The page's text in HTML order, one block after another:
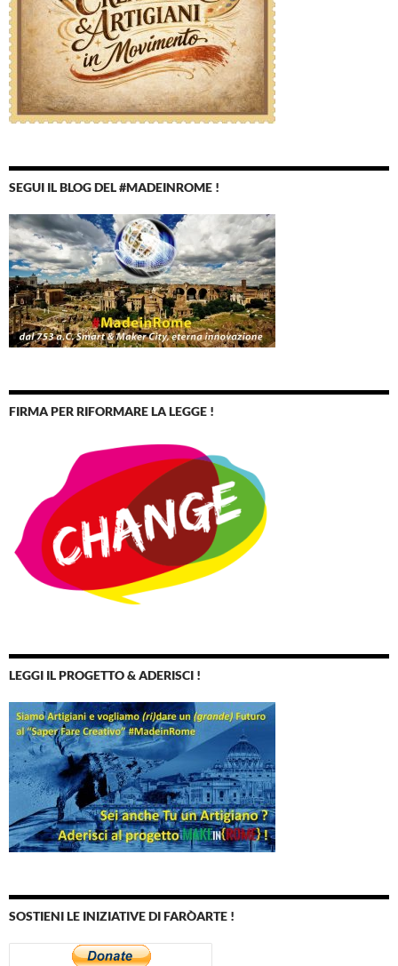
SEGUI IL BLOG DEL #MADEINROME !
FIRMA PER RIFORMARE LA LEGGE !
LEGGI IL PROGETTO & ADERISCI !
SOSTIENI LE INIZIATIVE DI FARÒARTE !